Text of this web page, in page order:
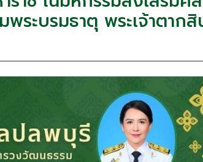
ระบรมธาตุ พระเจ้าตากสิ